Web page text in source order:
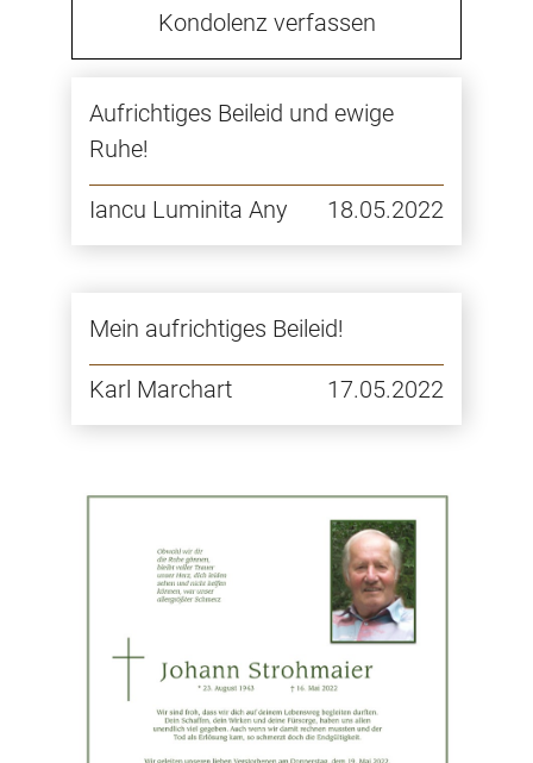
Kondolenz verfassen
Aufrichtiges Beileid und ewige
Ruhe!
Iancu Luminita Any 18.05.2022
Mein aufrichtiges Beileid!
Karl Marchart 17.05.2022